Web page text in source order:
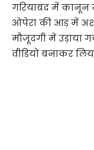
गरियाबंद में कानून
ओपेरा की आड़ में
मौजूदगी में उड़ाया
वीडियो बनाकर